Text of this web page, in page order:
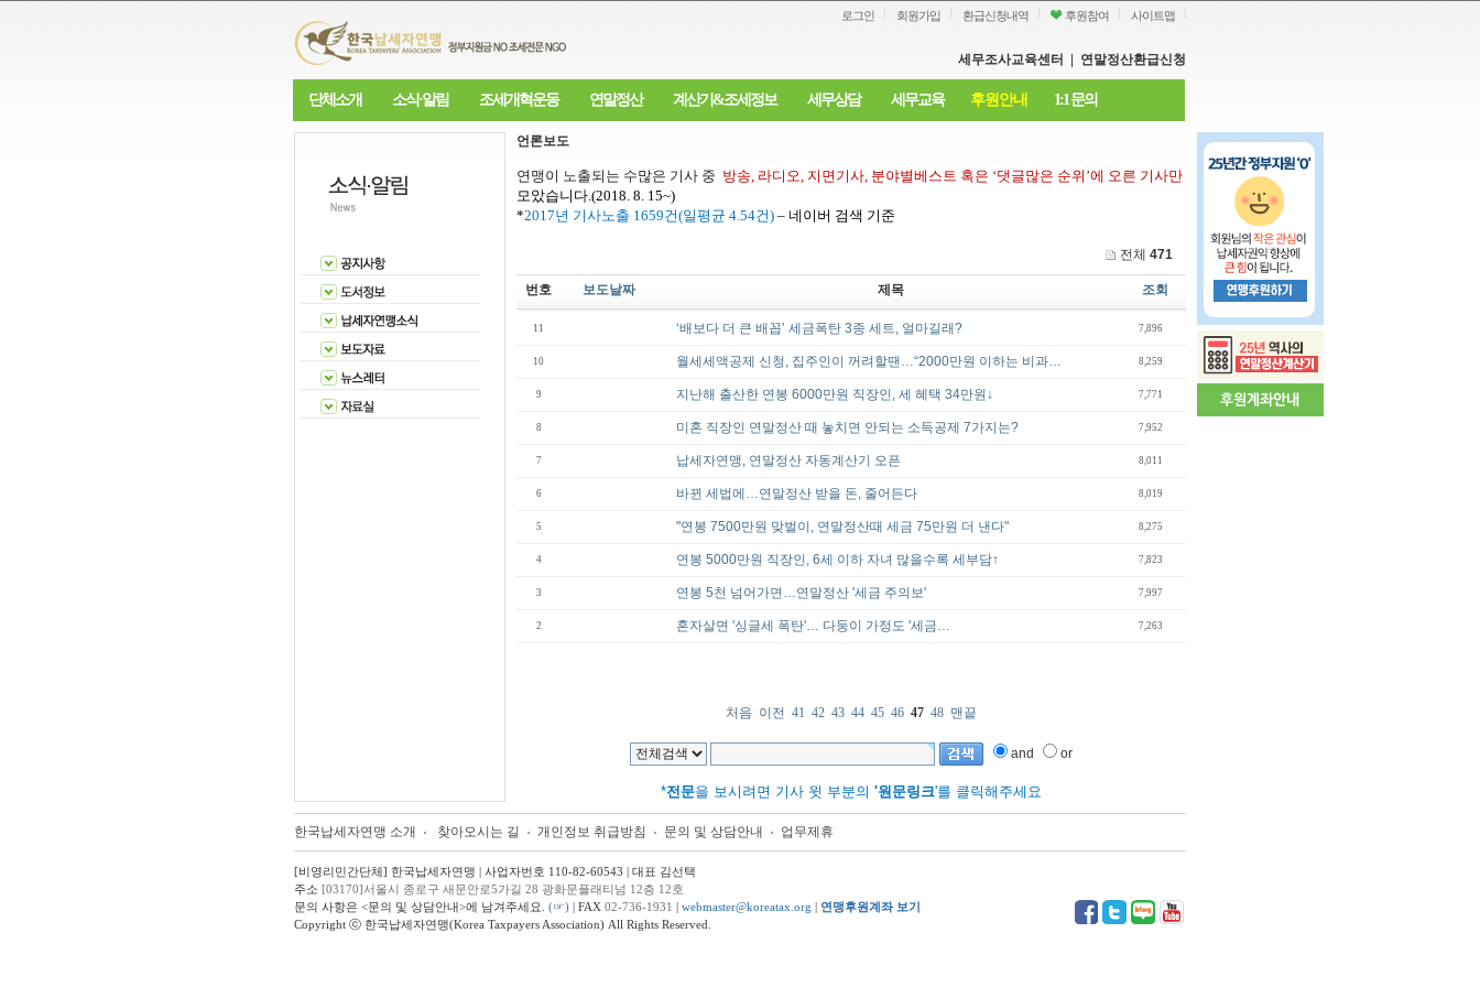
로그인 회원가입 환급신청내역 후원참여 사이트맵
세무조사교육센터 연말정산환급신청
단체소개 소식·알림 조세개혁운동 연말정산 계산기&조세정보 세무상담 세무교육 후원안내 1:1 문의
언론보도
연맹이 노출되는 수많은 기사 중 방송, 라디오, 지면기사, 분야별베스트 혹은 ‘댓글많은 순위 ’에 오른 기사만
모았습니다.(2018. 8. 15~)
*2017년 기사노출 1659건(일평균 4.54건) – 네이버 검색 기준
전체 471
번호 보도날짜 제목 조회
11 ‘배보다 더 큰 배꼽’ 세금폭탄 3종 세트, 얼마길래? 7,896
10 월세세액공제 신청, 집주인이 꺼려할땐…“2000만원 이하는 비과… 8,259
9 지난해 출산한 연봉 6000만원 직장인, 세 혜택 34만원↓ 7,771
8 미혼 직장인 연말정산 때 놓치면 안되는 소득공제 7가지는? 7,952
7 납세자연맹, 연말정산 자동계산기 오픈 8,011
6 바뀐 세법에…연말정산 받을 돈, 줄어든다 8,019
5 "연봉 7500만원 맞벌이, 연말정산때 세금 75만원 더 낸다" 8,275
4 연봉 5000만원 직장인, 6세 이하 자녀 많을수록 세부담↑ 7,823
3 연봉 5천 넘어가면…연말정산 '세금 주의보' 7,997
2 혼자살면 '싱글세 폭탄'… 다둥이 가정도 '세금… 7,263
처음 이전 41 42 43 44 45 46 47 48 맨끝
and or
*전문을 보시려면 기사 윗 부분의 '원문링크'를 클릭해주세요
한국납세자연맹 소개 찾아오시는 길 개인정보 취급방침 문의 및 상담안내 업무제휴
[비영리민간단체] 한국납세자연맹 | 사업자번호 110-82-60543 | 대표 김선택
주소 [03170]서울시 종로구 새문안로5가길 28 광화문플래티넘 12층 12호
문의 사항은 <문의 및 상담안내>에 남겨주세요. (☞) | FAX 02-736-1931 | webmaster@koreatax.org | 연맹후원계좌 보기
Copyright ⓒ 한국납세자연맹(Korea Taxpayers Association) All Rights Reserved.